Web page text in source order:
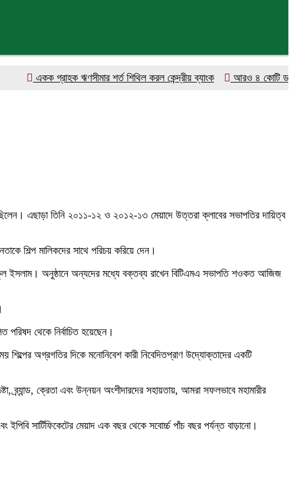
একক গ্রাহক ঋণসীমার শর্ত শিথিল করল কেন্দ্রীয় ব্যাংক
আরও ৪ কোটি ডলার কিনলো
এছাড়া তিনি ২০১১-১২ ও ২০১২-১৩ মেয়াদে উত্তরা ক্লাবের সভাপতির দায়িত্ব
শিল্প মালিকদের সাথে পরিচয় করিয়ে দেন।
ইসলাম। অনুষ্ঠানে অন্যদের মধ্যে বক্তব্য রাখেন বিটিএমএ সভাপতি শওকত আজিজ
থেকে নির্বাচিত হয়েছেন।
অগ্রগতির দিকে মনোনিবেশ কারী নিবেদিতপ্রাণ উদ্যোক্তাদের একটি
ব্র্যান্ড, ক্রেতা এবং উন্নয়ন অংশীদারদের সহায়তায়, আমরা সফলভাবে মহামারীর
সার্টিফিকেটের মেয়াদ এক বছর থেকে সবোর্চ্চ পাঁচ বছর পর্যন্ত বাড়ানো।